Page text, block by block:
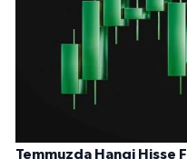
Temmuzda Hangi Hisse